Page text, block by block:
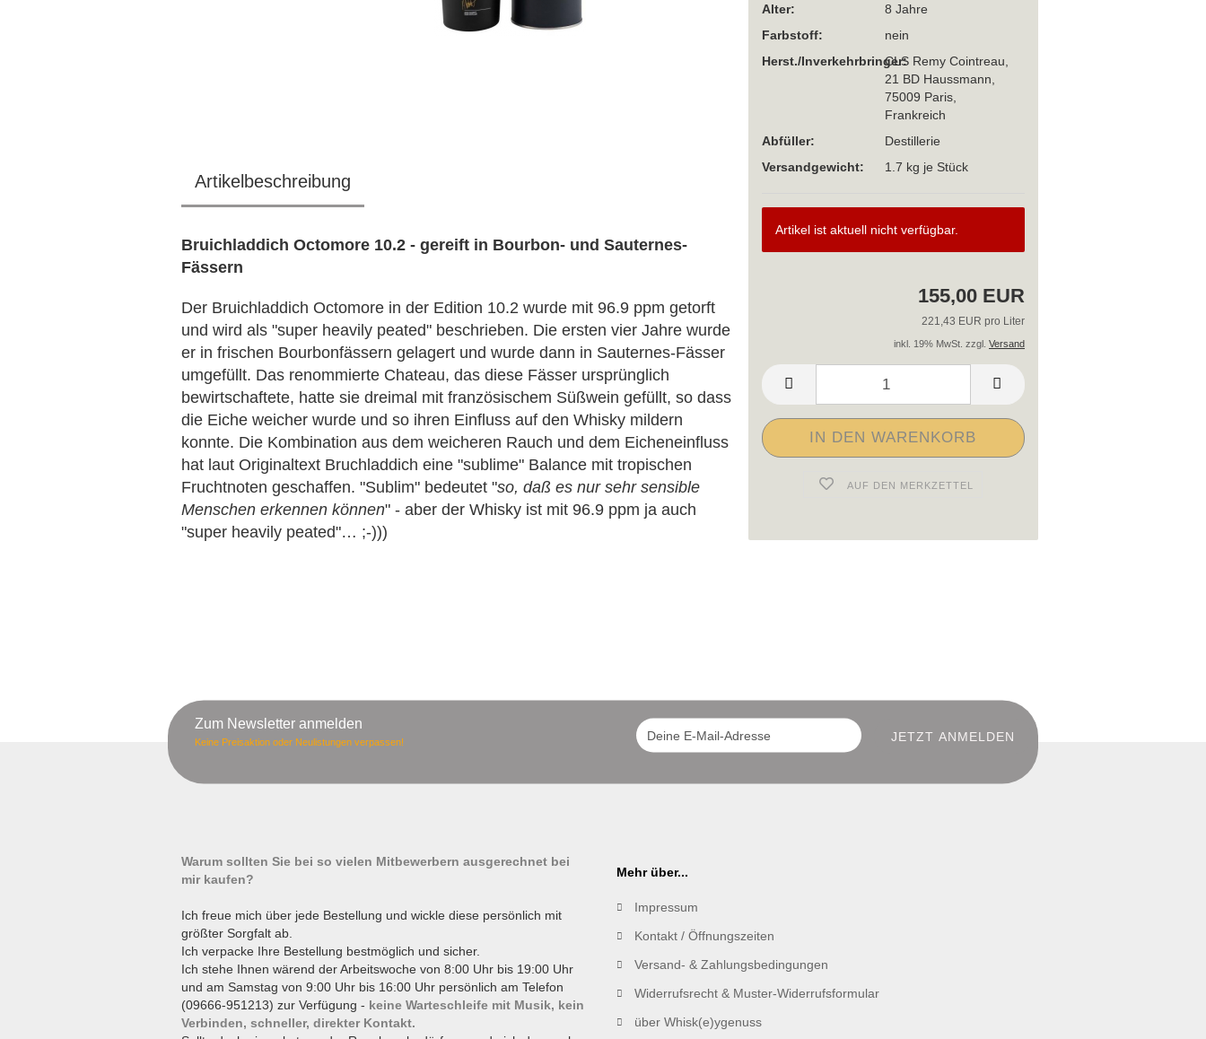
Alter:
8 Jahre
Farbstoff:
nein
Herst./Inverkehrbringer:CLS Remy Cointreau,
21 BD Haussmann,
75009 Paris,
Frankreich
Abfüller:
Destillerie
Versandgewicht:
1.7 kg je Stück
Artikel ist aktuell nicht verfügbar.
155,00 EUR
221,43 EUR pro Liter
inkl. 19% MwSt. zzgl. Versand
AUF DEN MERKZETTEL
Artikelbeschreibung
Bruichladdich Octomore 10.2 - gereift in Bourbon- und Sauternes-
Fässern
Der Bruichladdich Octomore in der Edition 10.2 wurde mit 96.9 ppm getorft
und wird als "super heavily peated" beschrieben. Die ersten vier Jahre wurde
er in frischen Bourbonfässern gelagert und wurde dann in Sauternes-Fässer
umgefüllt. Das renommierte Chateau, das diese Fässer ursprünglich
bewirtschaftete, hatte sie dreimal mit französischem Süßwein gefüllt, so dass
die Eiche weicher wurde und so ihren Einfluss auf den Whisky mildern
konnte. Die Kombination aus dem weicheren Rauch und dem Eicheneinfluss
hat laut Originaltext Bruchladdich eine "sublime" Balance mit tropischen
Fruchtnoten geschaffen. "Sublim" bedeutet "so, daß es nur sehr sensible
Menschen erkennen können" - aber der Whisky ist mit 96.9 ppm ja auch
"super heavily peated"… ;-)))
Zum Newsletter anmelden
Keine Preisaktion oder Neulistungen verpassen!
Warum sollten Sie bei so vielen Mitbewerbern ausgerechnet bei
mir kaufen?
Ich freue mich über jede Bestellung und wickle diese persönlich mit
größter Sorgfalt ab.
Ich verpacke Ihre Bestellung bestmöglich und sicher.
Ich stehe Ihnen wärend der Arbeitswoche von 8:00 Uhr bis 19:00 Uhr
und am Samstag von 9:00 Uhr bis 16:00 Uhr persönlich am Telefon
(09666-951213) zur Verfügung - keine Warteschleife mit Musik, kein
Verbinden, schneller, direkter Kontakt.
Mehr über...
Impressum
Kontakt / Öffnungszeiten
Versand- & Zahlungsbedingungen
Widerrufsrecht & Muster-Widerrufsformular
über Whisk(e)ygenuss